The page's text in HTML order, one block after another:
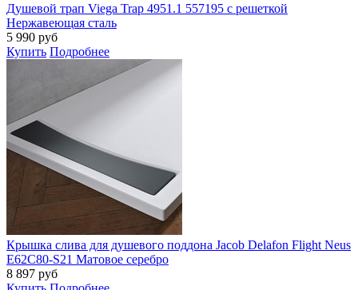
Душевой трап Viega Trap 4951.1 557195 с решеткой
Нержавеющая сталь
5 990 руб
Купить Подробнее
Крышка слива для душевого поддона Jacob Delafon Flight Neus
E62C80-S21 Матовое серебро
8 897 руб